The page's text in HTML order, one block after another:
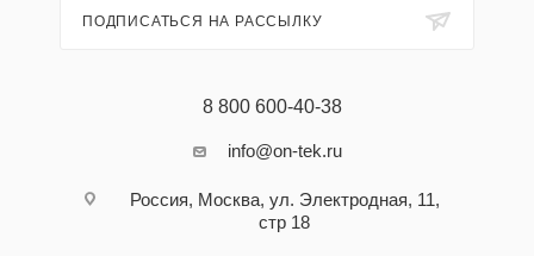
ПОДПИСАТЬСЯ НА РАССЫЛКУ
8 800 600-40-38
info@on-tek.ru
Россия, Москва, ул. Электродная, 11,
стр 18